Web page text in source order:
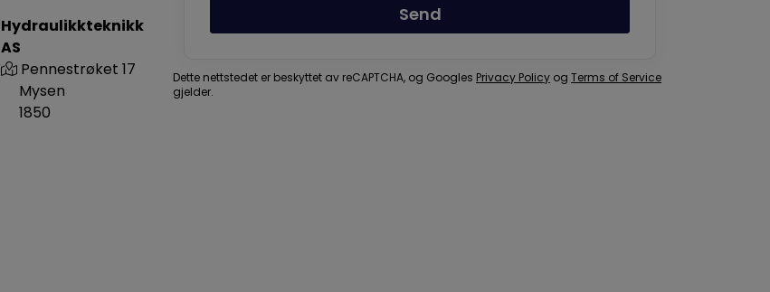
Hydraulikkteknikk
AS
Pennestrøket 17
Mysen
1850
Send
Dette nettstedet er beskyttet av reCAPTCHA, og Googles Privacy Policy og Terms of Service
gjelder.